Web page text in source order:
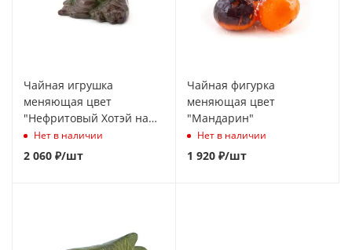
Чайная игрушка
меняющая цвет
"Нефритовый Хотэй на
денежном мешке с
золотым слитком"
Нет в наличии
2 060 ₽/шт
Чайная фигурка
меняющая цвет
"Мандарин"
Нет в наличии
1 920 ₽/шт